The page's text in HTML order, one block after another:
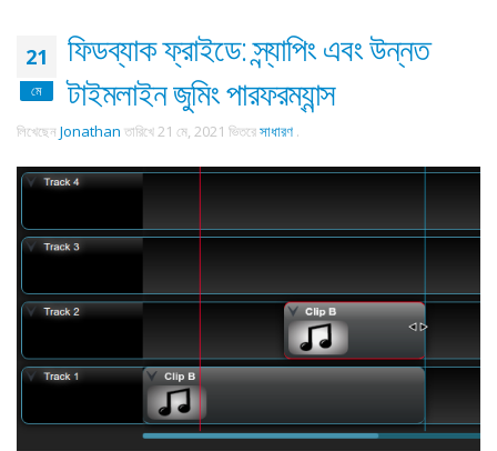
21
মে
ফিডব্যাক ফ্রাইডে: স্ন্যাপিং এবং উন্নত
টাইমলাইন জুমিং পারফরম্যান্স
লিখেছেন Jonathan তারিখে21 মে, 2021 ভিতরেসাধারণ .